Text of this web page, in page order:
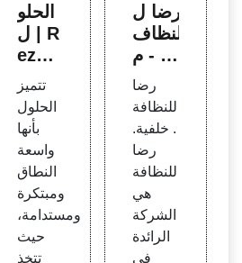
الحلو
ل | R
ezaH
ne -
شريك
ك في
النظا
فة
تتميز
الحلول
بأنها
واسعة
النطاق
ومبتكرة
ومستدامة،
حيث
تتخذ
رضا ل
لنظاف
ة - م
جموع
ة رضا
رضا
للنظافة
. خلفية.
رضا
للنظافة
هي
الشركة
الرائدة
في